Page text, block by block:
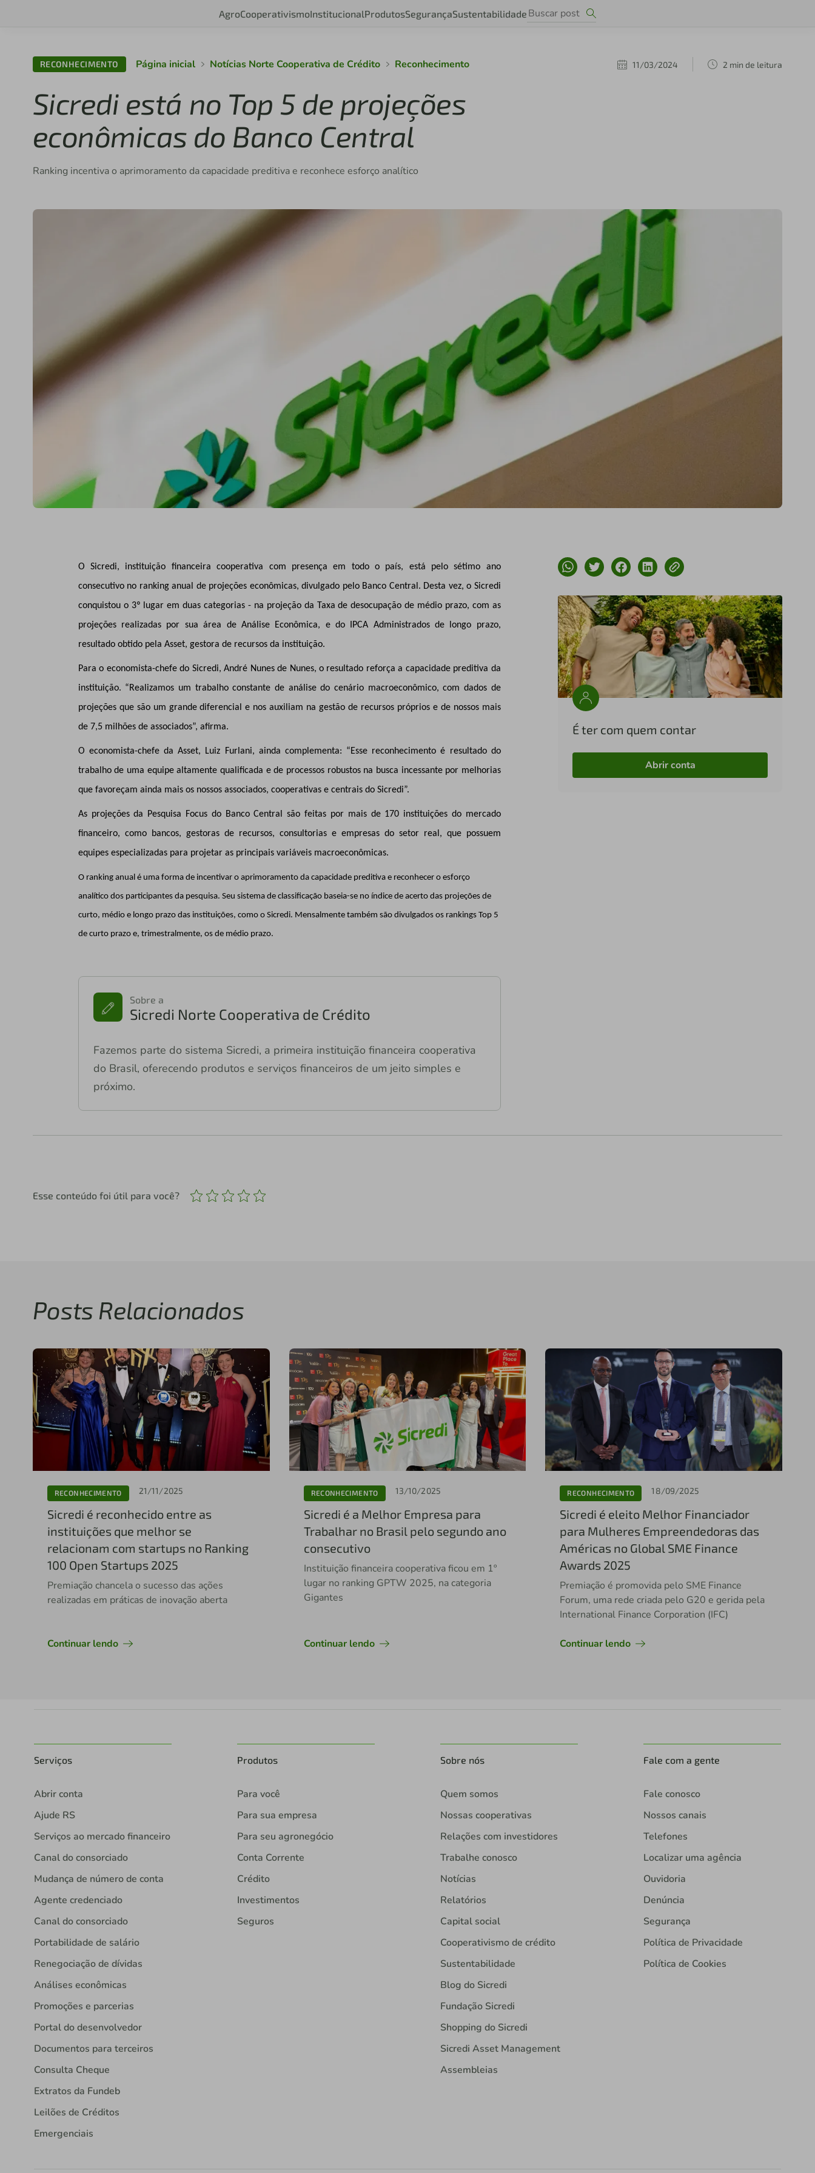
AgroCooperativismoInstitucionalProdutosSegurançaSustentabilidade
RECONHECIMENTO Página inicial Notícias Norte Cooperativa de Crédito Reconhecimento 11/03/2024 2 min de leitura
Sicredi está no Top 5 de projeções
econômicas do Banco Central
Ranking incentiva o aprimoramento da capacidade preditiva e reconhece esforço analítico
O Sicredi, instituição financeira cooperativa com presença em todo o país, está pelo sétimo ano
consecutivo no ranking anual de projeções econômicas, divulgado pelo Banco Central. Desta vez, o Sicredi
conquistou o 3º lugar em duas categorias - na projeção da Taxa de desocupação de médio prazo, com as
projeções realizadas por sua área de Análise Econômica, e do IPCA Administrados de longo prazo,
resultado obtido pela Asset, gestora de recursos da instituição.
Para o economista-chefe do Sicredi, André Nunes de Nunes, o resultado reforça a capacidade preditiva da
instituição. “Realizamos um trabalho constante de análise do cenário macroeconômico, com dados de
projeções que são um grande diferencial e nos auxiliam na gestão de recursos próprios e de nossos mais
de 7,5 milhões de associados”, afirma.
O economista-chefe da Asset, Luiz Furlani, ainda complementa: “Esse reconhecimento é resultado do
trabalho de uma equipe altamente qualificada e de processos robustos na busca incessante por melhorias
que favoreçam ainda mais os nossos associados, cooperativas e centrais do Sicredi”.
As projeções da Pesquisa Focus do Banco Central são feitas por mais de 170 instituições do mercado
financeiro, como bancos, gestoras de recursos, consultorias e empresas do setor real, que possuem
equipes especializadas para projetar as principais variáveis macroeconômicas.
O ranking anual é uma forma de incentivar o aprimoramento da capacidade preditiva e reconhecer o esforço
analítico dos participantes da pesquisa. Seu sistema de classificação baseia-se no índice de acerto das projeções de
curto, médio e longo prazo das instituições, como o Sicredi. Mensalmente também são divulgados os rankings Top 5
de curto prazo e, trimestralmente, os de médio prazo.
Sobre a
Sicredi Norte Cooperativa de Crédito
Fazemos parte do sistema Sicredi, a primeira instituição financeira cooperativa
do Brasil, oferecendo produtos e serviços financeiros de um jeito simples e
próximo.
É ter com quem contar
Abrir conta
Esse conteúdo foi útil para você?
Posts Relacionados
RECONHECIMENTO 21/11/2025
Sicredi é reconhecido entre as
instituições que melhor se
relacionam com startups no Ranking
100 Open Startups 2025
Premiação chancela o sucesso das ações
realizadas em práticas de inovação aberta
Continuar lendo
RECONHECIMENTO 13/10/2025
Sicredi é a Melhor Empresa para
Trabalhar no Brasil pelo segundo ano
consecutivo
Instituição financeira cooperativa ficou em 1º
lugar no ranking GPTW 2025, na categoria
Gigantes
Continuar lendo
RECONHECIMENTO 18/09/2025
Sicredi é eleito Melhor Financiador
para Mulheres Empreendedoras das
Américas no Global SME Finance
Awards 2025
Premiação é promovida pelo SME Finance
Forum, uma rede criada pelo G20 e gerida pela
International Finance Corporation (IFC)
Continuar lendo
Serviços
Abrir conta
Ajude RS
Serviços ao mercado financeiro
Canal do consorciado
Mudança de número de conta
Agente credenciado
Canal do consorciado
Portabilidade de salário
Renegociação de dívidas
Análises econômicas
Promoções e parcerias
Portal do desenvolvedor
Documentos para terceiros
Consulta Cheque
Extratos da Fundeb
Leilões de Créditos
Emergenciais
Produtos
Para você
Para sua empresa
Para seu agronegócio
Conta Corrente
Crédito
Investimentos
Seguros
Sobre nós
Quem somos
Nossas cooperativas
Relações com investidores
Trabalhe conosco
Notícias
Relatórios
Capital social
Cooperativismo de crédito
Sustentabilidade
Blog do Sicredi
Fundação Sicredi
Shopping do Sicredi
Sicredi Asset Management
Assembleias
Fale com a gente
Fale conosco
Nossos canais
Telefones
Localizar uma agência
Ouvidoria
Denúncia
Segurança
Política de Privacidade
Política de Cookies